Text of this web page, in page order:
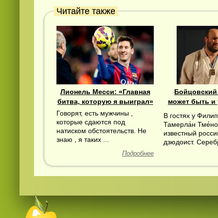
Читайте также
Лионель Месси: «Главная
битва, которую я выиграл»
Говорят, есть мужчины ,
которые сдаются под
натиском обстоятельств. Не
знаю , я таких ...
Подробнее
Бойцовский
может быть и
В гостях у
Тамерла́н
известный
дзюдоист.